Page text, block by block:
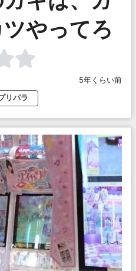
やってろ
5年くらい前
リパラ